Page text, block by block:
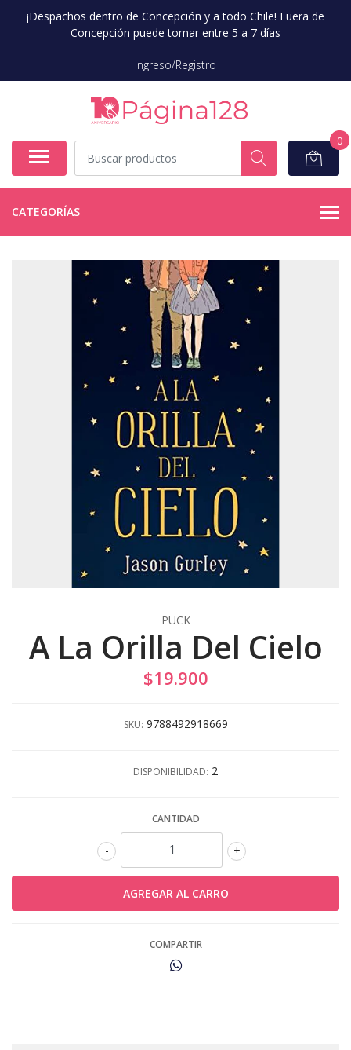
¡Despachos dentro de Concepción y a todo Chile! Fuera de
Concepción puede tomar entre 5 a 7 días
Ingreso/Registro
0
CATEGORÍAS
PUCK
A La Orilla Del Cielo
$19.900
SKU: 9788492918669
DISPONIBILIDAD: 2
CANTIDAD
+
-
COMPARTIR